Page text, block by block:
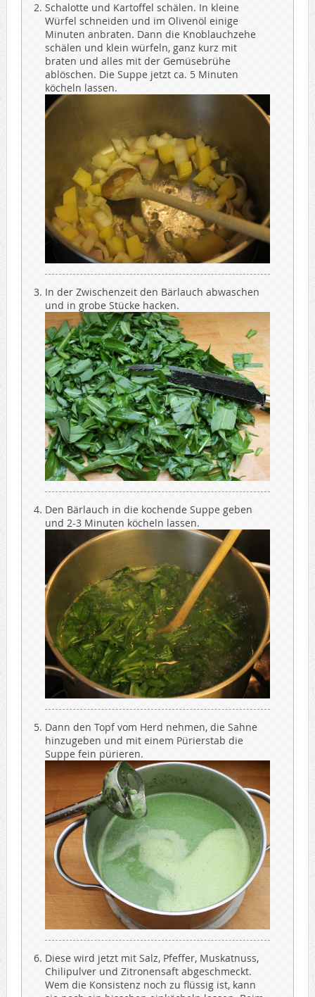
Schalotte und Kartoffel schälen. In kleine
Würfel schneiden und im Olivenöl einige
Minuten anbraten. Dann die Knoblauchzehe
schälen und klein würfeln, ganz kurz mit
braten und alles mit der Gemüsebrühe
ablöschen. Die Suppe jetzt ca. 5 Minuten
köcheln lassen.
In der Zwischenzeit den Bärlauch abwaschen
und in grobe Stücke hacken.
Den Bärlauch in die kochende Suppe geben
und 2-3 Minuten köcheln lassen.
Dann den Topf vom Herd nehmen, die Sahne
hinzugeben und mit einem Pürierstab die
Suppe fein pürieren.
Diese wird jetzt mit Salz, Pfeffer, Muskatnuss,
Chilipulver und Zitronensaft abgeschmeckt.
Wem die Konsistenz noch zu flüssig ist, kann